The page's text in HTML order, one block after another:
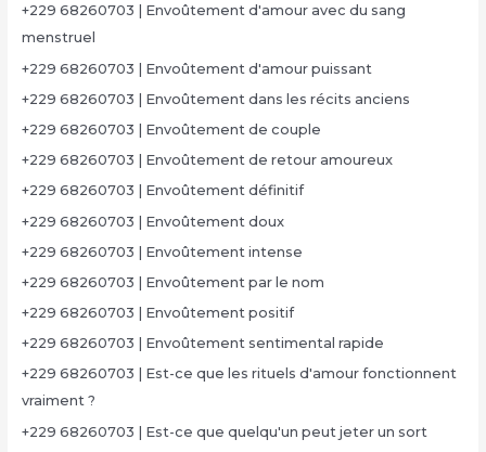
+229 68260703 | Envoûtement d'amour avec du sang
menstruel
+229 68260703 | Envoûtement d'amour puissant
+229 68260703 | Envoûtement dans les récits anciens
+229 68260703 | Envoûtement de couple
+229 68260703 | Envoûtement de retour amoureux
+229 68260703 | Envoûtement définitif
+229 68260703 | Envoûtement doux
+229 68260703 | Envoûtement intense
+229 68260703 | Envoûtement par le nom
+229 68260703 | Envoûtement positif
+229 68260703 | Envoûtement sentimental rapide
+229 68260703 | Est-ce que les rituels d'amour fonctionnent
vraiment ?
+229 68260703 | Est-ce que quelqu'un peut jeter un sort